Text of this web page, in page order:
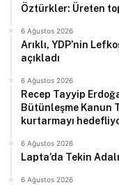
Öztürkler: Üreten
6 Ağustos 2026
Arıklı, YDP’nin
açıkladı
6 Ağustos 2026
Recep Tayyip
Bütünleşme Kanun
kurtarmayı
6 Ağustos 2026
Lapta’da Tekin
6 Ağustos 2026